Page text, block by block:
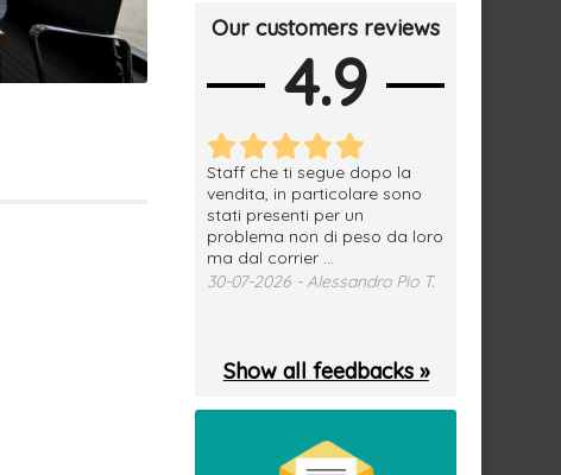
Our customers reviews
4.9
Staff che ti segue dopo la
vendita, in particolare sono
stati presenti per un
problema non di peso da loro
ma dal corrier ...
30-07-2026 - Alessandro Pio T.
Show all feedbacks »